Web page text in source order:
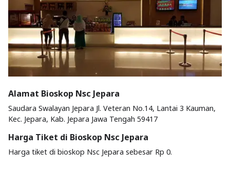
Alamat Bioskop Nsc Jepara
Saudara Swalayan Jepara Jl. Veteran No.14, Lantai 3 Kauman,
Kec. Jepara, Kab. Jepara Jawa Tengah 59417
Harga Tiket di Bioskop Nsc Jepara
Harga tiket di bioskop Nsc Jepara sebesar Rp 0.